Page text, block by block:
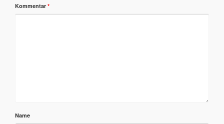
Kommentar *
Name